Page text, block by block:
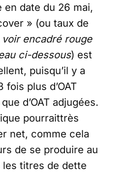
en date du 26 mai,
» (ou taux de
voir encadré rouge
ci-dessous) est
puisqu’il y a
fois plus d’OAT
d’OAT adjugées.
pourraittrès
net, comme cela
de se produire au
les titres de dette